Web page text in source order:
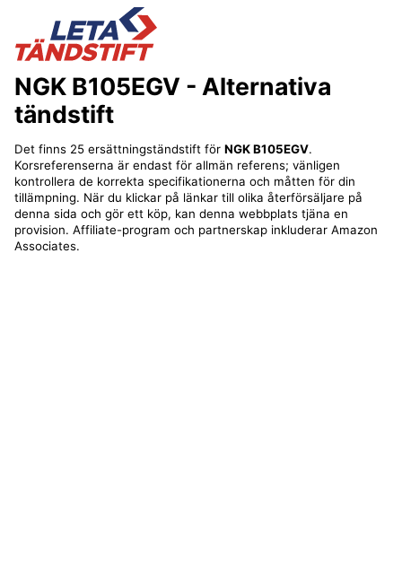
NGK B105EGV - Alternativa
tändstift
Det finns 25 ersättningständstift för NGK B105EGV.
Korsreferenserna är endast för allmän referens; vänligen
kontrollera de korrekta specifikationerna och måtten för din
tillämpning. När du klickar på länkar till olika återförsäljare på
denna sida och gör ett köp, kan denna webbplats tjäna en
provision. Affiliate-program och partnerskap inkluderar Amazon
Associates.